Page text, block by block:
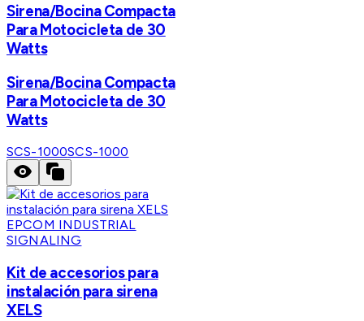
Sirena/Bocina Compacta
Para Motocicleta de 30
Watts
Sirena/Bocina Compacta
Para Motocicleta de 30
Watts
SCS-1000SCS-1000
EPCOM INDUSTRIAL
SIGNALING
Kit de accesorios para
instalación para sirena
XELS